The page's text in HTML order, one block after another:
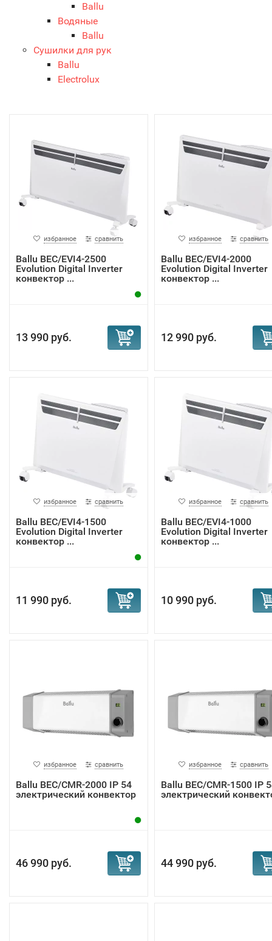
Ballu
Водяные
Ballu
Сушилки для рук
Ballu
Electrolux
избранное сравнить
Ballu BEC/EVI4-2500
Evolution Digital Inverter
конвектор ...
13 990 руб.
избранное сравнить
Ballu BEC/EVI4-2000
Evolution Digital Inverter
конвектор ...
12 990 руб.
избранное сравнить
Ballu BEC/EVI4-1500
Evolution Digital Inverter
конвектор ...
11 990 руб.
избранное сравнить
Ballu BEC/EVI4-1000
Evolution Digital Inverter
конвектор ...
10 990 руб.
избранное сравнить
Ballu BEC/CMR-2000 IP 54
электрический конвектор
46 990 руб.
избранное сравнить
Ballu BEC/CMR-1500 IP
электрический
44 990 руб.